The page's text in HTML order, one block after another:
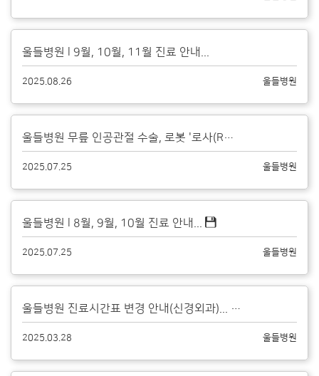
울들병원 l 9월, 10월, 11월 진료 안내...
울들병원
2025.08.26
울들병원 무릎 인공관절 수술, 로봇 '로사(ROSA®)'와 함께합니다....
울들병원
2025.07.25
울들병원 l 8월, 9월, 10월 진료 안내...
울들병원
2025.07.25
울들병원 진료시간표 변경 안내(신경외과)...
울들병원
2025.03.28